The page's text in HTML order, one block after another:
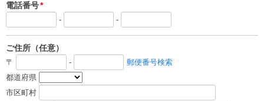
電話番号*
- -
ご住所（任意）
〒 -
郵便番号検索
都道府県
市区町村